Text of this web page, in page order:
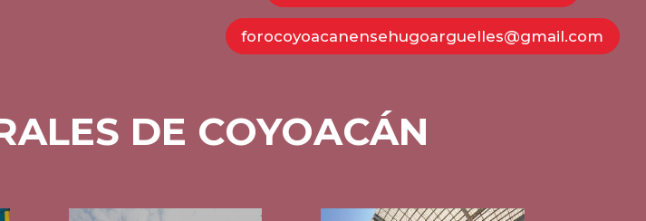
forocoyoacanensehugoarguelles@gmail.com
DE COYOACÁN